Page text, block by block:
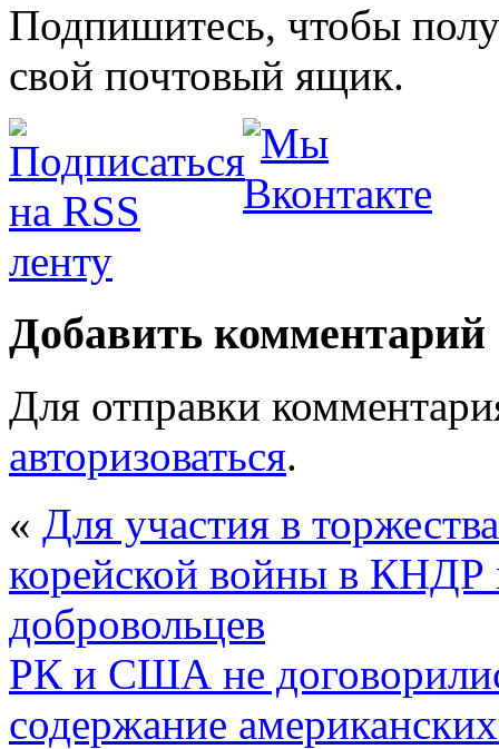
Подпишитесь, чтобы
свой почтовый ящик.
Добавить комментарий
Для отправки
авторизоваться.
« Для участия в
корейской войны в КНДР
добровольцев
РК и США не
содержание